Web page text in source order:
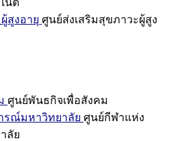
น็ต
สูงอายุ ศูนย์ส่งเสริมสุขภาวะผู้สูง
ศูนย์พันธกิจเพื่อสังคม
รณ์มหาวิทยาลัย ศูนย์กีฬาแห่ง
ลัย